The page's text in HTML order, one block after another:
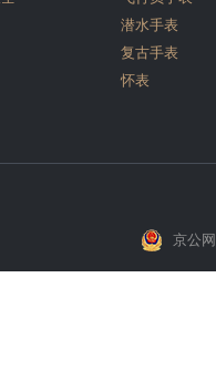
潜水手表
复古手表
怀表
京公